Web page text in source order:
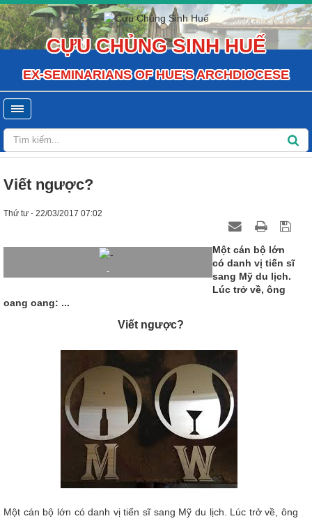
CỰU CHỦNG SINH HUẾ
EX-SEMINARIANS OF HUE'S ARCHDIOCESE
Viết ngược?
Thứ tư - 22/03/2017 07:02
-
Một cán bộ lớn
có danh vị tiến sĩ
sang Mỹ du lịch.
Lúc trở về, ông
oang oang: ...
Viết ngược?
Một cán bộ lớn có danh vị tiến sĩ sang Mỹ du lịch. Lúc trở về, ông